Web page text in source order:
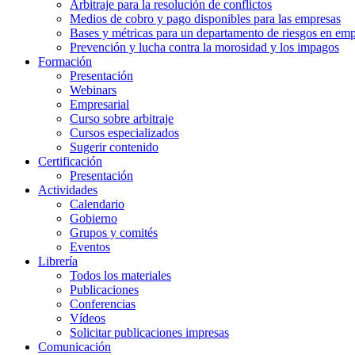
Arbitraje para la resolución de conflictos
Medios de cobro y pago disponibles para las empresas
Bases y métricas para un departamento de riesgos en
Prevención y lucha contra la morosidad y los impagos
Formación
Presentación
Webinars
Empresarial
Curso sobre arbitraje
Cursos especializados
Sugerir contenido
Certificación
Presentación
Actividades
Calendario
Gobierno
Grupos y comités
Eventos
Librería
Todos los materiales
Publicaciones
Conferencias
Vídeos
Solicitar publicaciones impresas
Comunicación